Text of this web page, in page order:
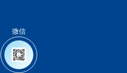
微信